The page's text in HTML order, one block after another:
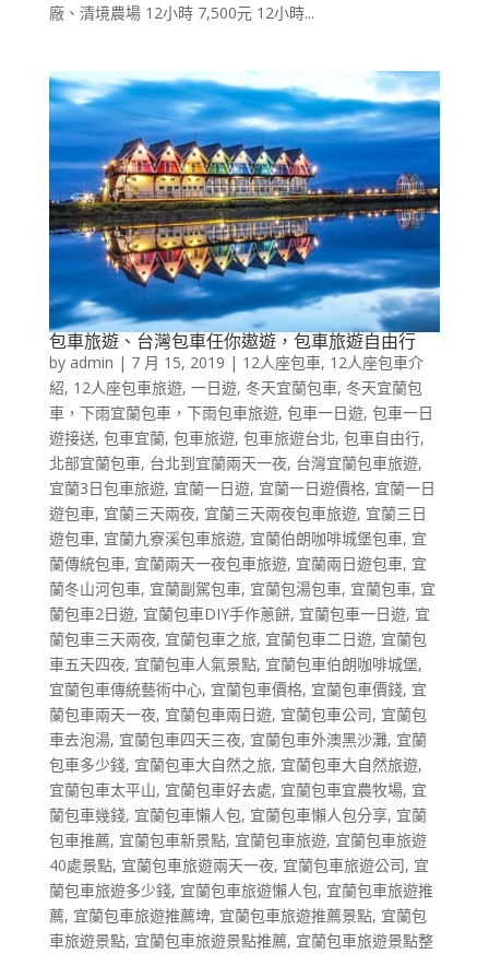
廠、清境農場 12小時 7,500元 12小時...
包車旅遊、台灣包車任你遨遊，包車旅遊自由行
by admin | 7 月 15, 2019 | 12人座包車, 12人座包車介
紹, 12人座包車旅遊, 一日遊, 冬天宜蘭包車, 冬天宜蘭包
車，下雨宜蘭包車，下雨包車旅遊, 包車一日遊, 包車一日
遊接送, 包車宜蘭, 包車旅遊, 包車旅遊台北, 包車自由行,
北部宜蘭包車, 台北到宜蘭兩天一夜, 台灣宜蘭包車旅遊,
宜蘭3日包車旅遊, 宜蘭一日遊, 宜蘭一日遊價格, 宜蘭一日
遊包車, 宜蘭三天兩夜, 宜蘭三天兩夜包車旅遊, 宜蘭三日
遊包車, 宜蘭九寮溪包車旅遊, 宜蘭伯朗咖啡城堡包車, 宜
蘭傳統包車, 宜蘭兩天一夜包車旅遊, 宜蘭兩日遊包車, 宜
蘭冬山河包車, 宜蘭副駕包車, 宜蘭包湯包車, 宜蘭包車, 宜
蘭包車2日遊, 宜蘭包車DIY手作蔥餅, 宜蘭包車一日遊, 宜
蘭包車三天兩夜, 宜蘭包車之旅, 宜蘭包車二日遊, 宜蘭包
車五天四夜, 宜蘭包車人氣景點, 宜蘭包車伯朗咖啡城堡,
宜蘭包車傳統藝術中心, 宜蘭包車價格, 宜蘭包車價錢, 宜
蘭包車兩天一夜, 宜蘭包車兩日遊, 宜蘭包車公司, 宜蘭包
車去泡湯, 宜蘭包車四天三夜, 宜蘭包車外澳黑沙灘, 宜蘭
包車多少錢, 宜蘭包車大自然之旅, 宜蘭包車大自然旅遊,
宜蘭包車太平山, 宜蘭包車好去處, 宜蘭包車宜農牧場, 宜
蘭包車幾錢, 宜蘭包車懶人包, 宜蘭包車懶人包分享, 宜蘭
包車推薦, 宜蘭包車新景點, 宜蘭包車旅遊, 宜蘭包車旅遊
40處景點, 宜蘭包車旅遊兩天一夜, 宜蘭包車旅遊公司, 宜
蘭包車旅遊多少錢, 宜蘭包車旅遊懶人包, 宜蘭包車旅遊推
薦, 宜蘭包車旅遊推薦埤, 宜蘭包車旅遊推薦景點, 宜蘭包
車旅遊景點, 宜蘭包車旅遊景點推薦, 宜蘭包車旅遊景點整